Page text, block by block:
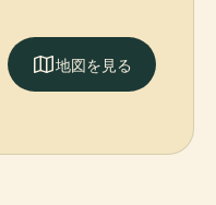
地図を見る